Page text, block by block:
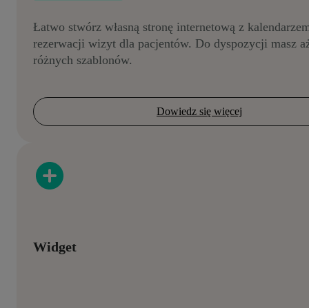
Łatwo stwórz własną stronę internetową z
rezerwacji wizyt dla pacjentów. Do dyspozycji masz
różnych szablonów.
Dowiedz się więcej
Widget